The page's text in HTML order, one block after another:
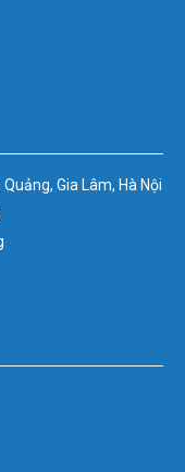
Gia Lâm, Hà Nội